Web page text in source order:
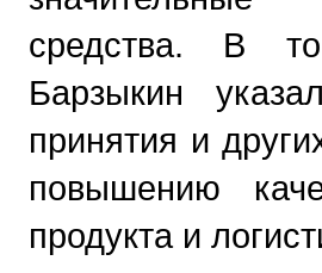
средства. В
Барзыкин
принятия и
повышению
продукта и